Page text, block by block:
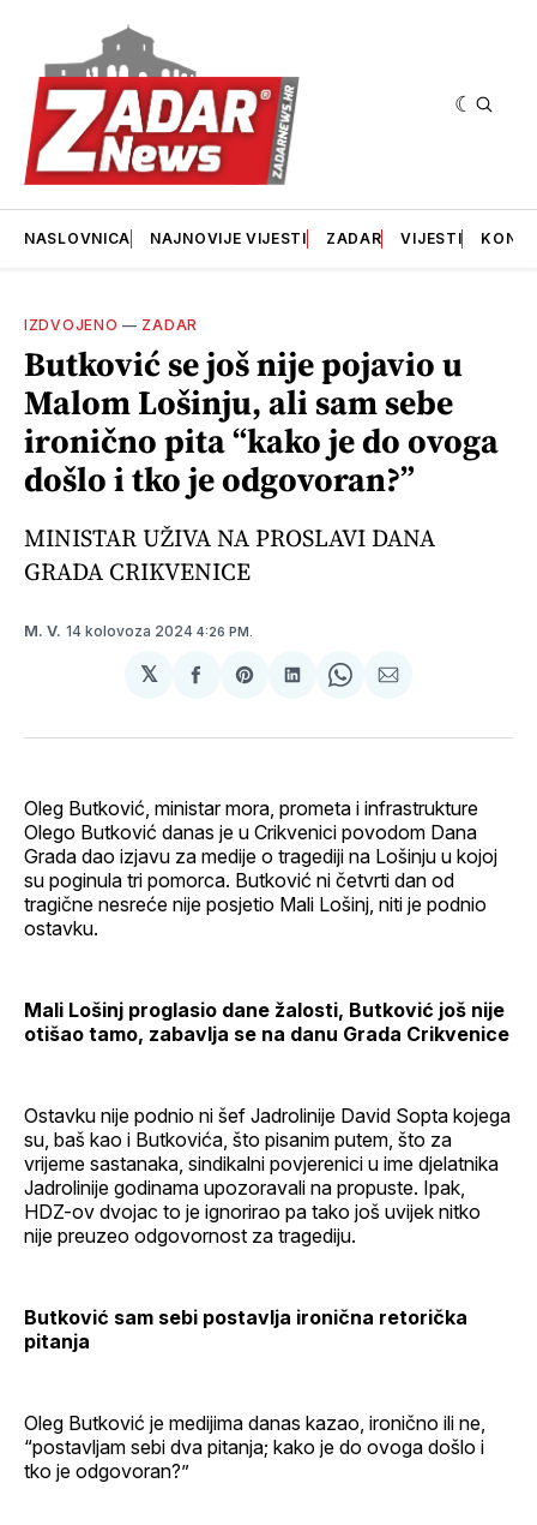
NASLOVNICA NAJNOVIJE VIJESTI ZADAR VIJESTI
IZDVOJENO — ZADAR
Butković se još nije pojavio u
Malom Lošinju, ali sam sebe
ironično pita “kako je do ovoga
došlo i tko je odgovoran?”
MINISTAR UŽIVA NA PROSLAVI DANA
GRADA CRIKVENICE
M. V. 14 kolovoza 2024 4:26 PM.
𝕏
podijeliSharepodijeliSharepodijeli
Oleg Butković, ministar mora, prometa i infrastrukture
Olego Butković danas je u Crikvenici povodom Dana
Grada dao izjavu za medije o tragediji na Lošinju u kojoj
su poginula tri pomorca. Butković ni četvrti dan od
tragične nesreće nije posjetio Mali Lošinj, niti je podnio
ostavku.
Mali Lošinj proglasio dane žalosti, Butković još nije
otišao tamo, zabavlja se na danu Grada Crikvenice
Ostavku nije podnio ni šef Jadrolinije David Sopta kojega
su, baš kao i Butkovića, što pisanim putem, što za
vrijeme sastanaka, sindikalni povjerenici u ime djelatnika
Jadrolinije godinama upozoravali na propuste. Ipak,
HDZ-ov dvojac to je ignorirao pa tako još uvijek nitko
nije preuzeo odgovornost za tragediju.
Butković sam sebi postavlja ironična retorička
pitanja
Oleg Butković je medijima danas kazao, ironično ili ne,
“postavljam sebi dva pitanja; kako je do ovoga došlo i
tko je odgovoran?”